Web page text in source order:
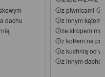
dachu
z piwnicami
z innym kątem
ze stropem
z kotłem na
z kuchnią od
z innym